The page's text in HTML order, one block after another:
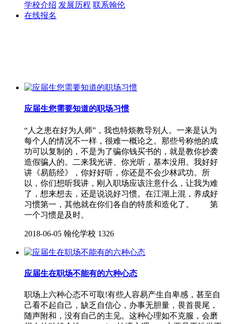
学校介绍 发展历程 联系翰伦
在线报名
应届生您需要知道的职场习惯
“人之患在好为人师”，我也特烦教导别人。一来是认为
每个人的情况不一样，很难一概论之。那些号称他的成
功可以复制的，不是为了骗你钱买书的，就是教你抄袭
造假骗人的。二来我光讲、你光听，基本没用。我好好
讲《易筋经》，你好好听，你还是不会少林武功。所
以，你们想听我讲，刚入职场应该注意什么，让我为难
了，想来想去，还是说说好习惯。在江湖上混，养成好
习惯第一，其他就在你们各自的特质和造化了。 第
一个习惯是及时。
2018-06-05 翰伦学校 1326
应届生在职场不能有的六种心态
职场上六种心态不可取!有些人容易产生自卑感，甚至自
己看不起自己，缺乏自信心，办事无胆量，畏首畏尾，
随声附和，没有自己的主见。这种心理如不克服，会磨